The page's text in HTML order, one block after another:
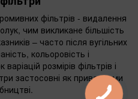
фільтрів - видалення
чим викликане більшість
– часто після вугільних
кольоровість і
розмірів фільтрів і
застосовні як приватними